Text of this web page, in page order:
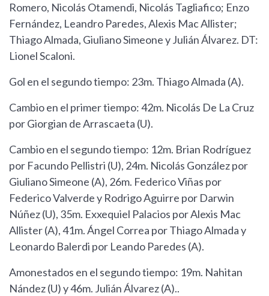
Romero, Nicolás Otamendi, Nicolás Tagliafico; Enzo
Fernández, Leandro Paredes, Alexis Mac Allister;
Thiago Almada, Giuliano Simeone y Julián Álvarez. DT:
Lionel Scaloni.
Gol en el segundo tiempo: 23m. Thiago Almada (A).
Cambio en el primer tiempo: 42m. Nicolás De La Cruz
por Giorgian de Arrascaeta (U).
Cambio en el segundo tiempo: 12m. Brian Rodríguez
por Facundo Pellistri (U), 24m. Nicolás González por
Giuliano Simeone (A), 26m. Federico Viñas por
Federico Valverde y Rodrigo Aguirre por Darwin
Núñez (U), 35m. Exxequiel Palacios por Alexis Mac
Allister (A), 41m. Ángel Correa por Thiago Almada y
Leonardo Balerdi por Leando Paredes (A).
Amonestados en el segundo tiempo: 19m. Nahitan
Nández (U) y 46m. Julián Álvarez (A)..